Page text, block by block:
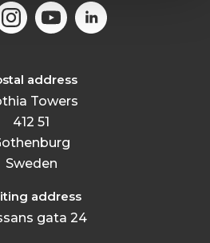
YoutubeLinkedIn
address
Towers
412 51
Sweden
address
gata 24